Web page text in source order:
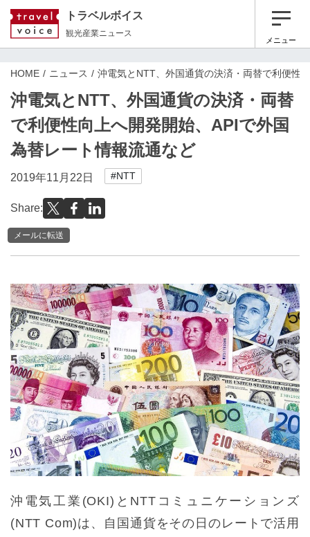
トラベルボイス
観光産業ニュース
メニュー
HOME ニュース 沖電気とNTT、外国通貨の決済・両替で利便性
沖電気とNTT、外国通貨の決済・両替
で利便性向上へ開発開始、APIで外国
為替レート情報流通など
2019年11月22日 #NTT
Share:
メールに転送
沖電気工業(OKI)とNTTコミュニケーションズ
(NTT Com)は、自国通貨をその日のレートで活用